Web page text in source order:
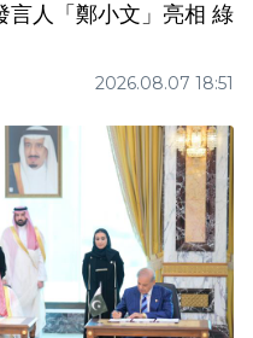
言人「鄭小文」亮相 綠
2026.08.07 18:51